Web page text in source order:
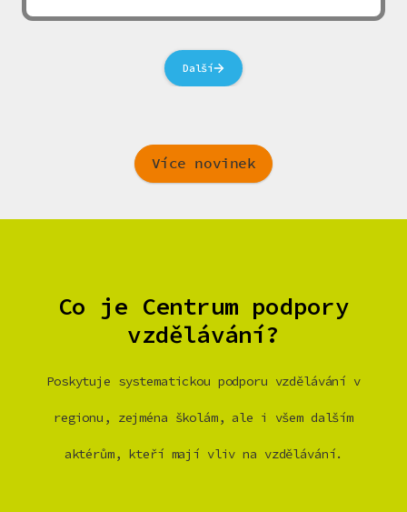
Další
Více novinek
Co je Centrum podpory
vzdělávání?
Poskytuje systematickou podporu vzdělávání v
regionu, zejména školám, ale i všem dalším
aktérům, kteří mají vliv na vzdělávání.